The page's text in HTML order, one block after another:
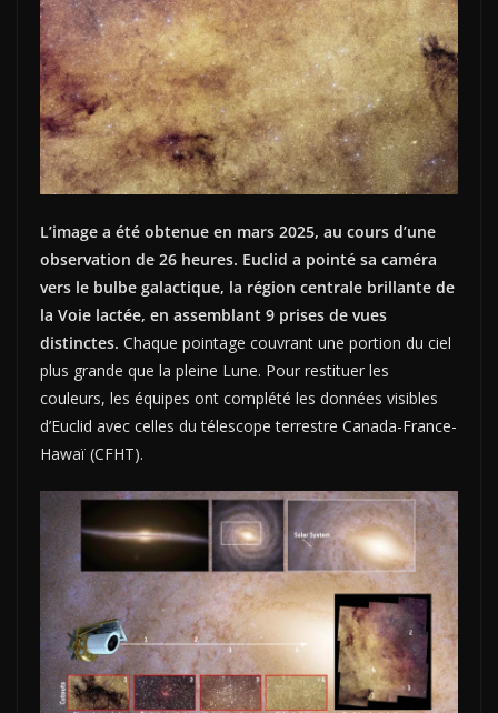
L’image a été obtenue en mars 2025, au cours d’une
observation de 26 heures. Euclid a pointé sa caméra
vers le bulbe galactique, la région centrale brillante de
la Voie lactée, en assemblant 9 prises de vues
distinctes. Chaque pointage couvrant une portion du ciel
plus grande que la pleine Lune. Pour restituer les
couleurs, les équipes ont complété les données visibles
d’Euclid avec celles du télescope terrestre Canada-France-
Hawaï (CFHT).